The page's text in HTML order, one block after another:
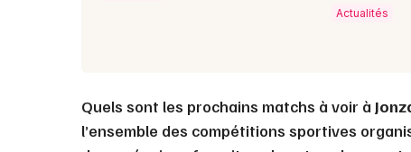
Actualités
Quels sont les prochains matchs à voir à
l’ensemble des compétitions sportives